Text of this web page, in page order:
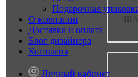
Подарочная
О компании
Доставка и оплата
Блог дизайнера
Контакты
Личный кабинет